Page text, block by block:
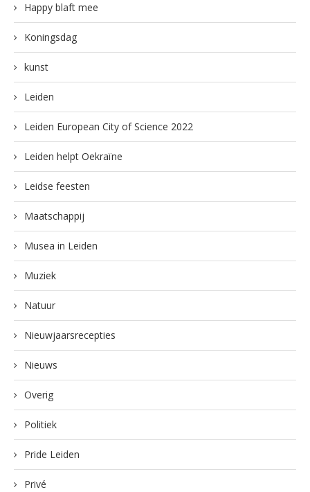
Happy blaft mee
Koningsdag
kunst
Leiden
Leiden European City of Science 2022
Leiden helpt Oekraïne
Leidse feesten
Maatschappij
Musea in Leiden
Muziek
Natuur
Nieuwjaarsrecepties
Nieuws
Overig
Politiek
Pride Leiden
Privé